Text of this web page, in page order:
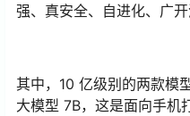
强、真安全、自进化、广开
其中，10 亿级别的两款模
大模型 7B，这是面向手